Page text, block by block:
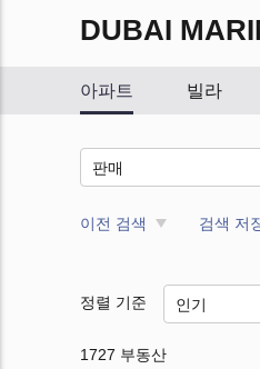
DUBAI
아파트 빌라
판매
이전 검색 검색 저
정렬 기준 인기
1727 부동산